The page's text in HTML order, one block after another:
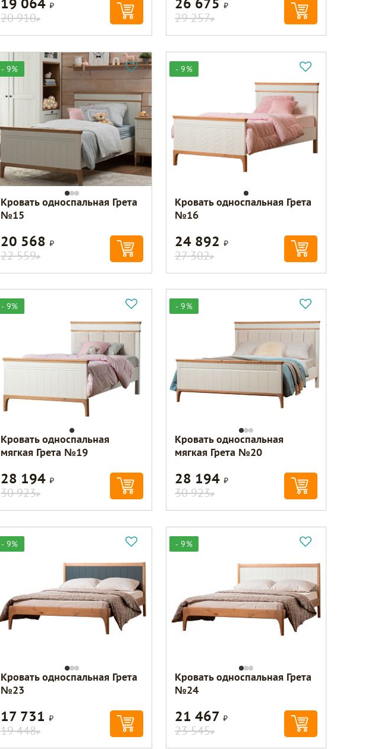
20 910Р 29 257Р
- 9%
Кровать односпальная Грета
№15
20 568 Р
22 559Р
- 9%
Кровать односпальная Грета
№16
24 892Р
27 302Р
- 9%
Кровать односпальная
мягкая Грета №19
28 194 Р
30 923Р
- 9%
Кровать односпальная
мягкая Грета №20
28 194Р
30 923Р
- 9%
Кровать односпальная Грета
№23
17 731 Р
19 448Р
- 9%
Кровать односпальная Грета
№24
21 467Р
23 545Р